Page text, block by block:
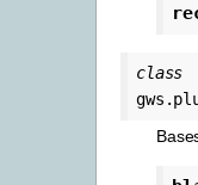
class